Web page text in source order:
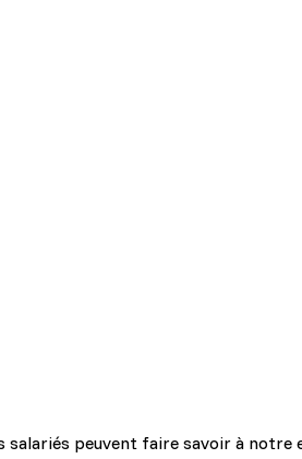
salariés peuvent faire savoir à